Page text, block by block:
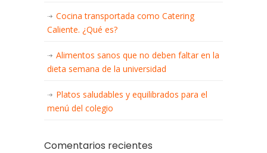
Cocina transportada como Catering
Caliente. ¿Qué es?
Alimentos sanos que no deben faltar en la
dieta semana de la universidad
Platos saludables y equilibrados para el
menú del colegio
Comentarios recientes